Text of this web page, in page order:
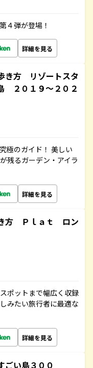
４弾が登場！
詳細を見る
き方 リゾートスタ
２０１９～２０２
極のガイド！ 美しい
残るガーデン・アイラ
詳細を見る
方 Ｐｌａｔ ロン
ポットまで幅広く収録
みたい旅行者に最適な
詳細を見る
ごい島３００